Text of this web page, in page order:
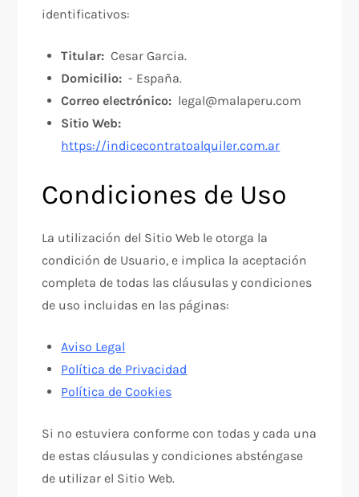
identificativos:
Titular: Cesar Garcia.
Domicilio: - España.
Correo electrónico: legal@malaperu.com
Sitio Web:
https://indicecontratoalquiler.com.ar
Condiciones de Uso
La utilización del Sitio Web le otorga la
condición de Usuario, e implica la aceptación
completa de todas las cláusulas y condiciones
de uso incluidas en las páginas:
Aviso Legal
Política de Privacidad
Política de Cookies
Si no estuviera conforme con todas y cada una
de estas cláusulas y condiciones absténgase
de utilizar el Sitio Web.